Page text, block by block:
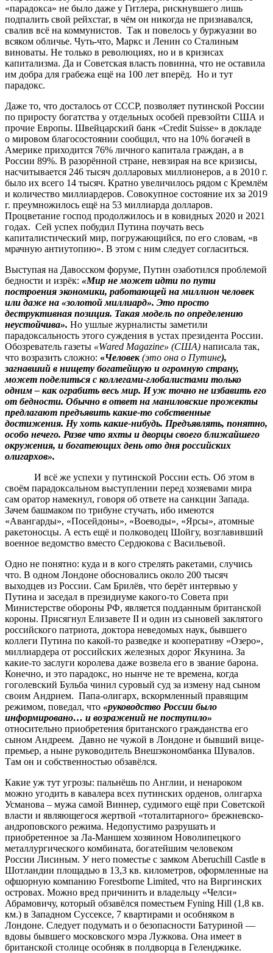
«парадокса» не было даже у Гитлера, рискнувшего лишь
подпалить свой рейхстаг, в чём он никогда не признавался,
свалив всё на коммунистов. Так и повелось у буржуазии во
всяком обличье. Чуть-что, Маркс и Ленин со Сталиным
виноваты. Не только в революциях, но и в кризисах
капитализма. Да и Советская власть повинна, что не оставила
им добра для грабежа ещё на 100 лет вперёд. Но и тут
парадокс.
Даже то, что досталось от СССР, позволяет путинской России
по приросту богатства у отдельных особей превзойти США и
прочие Европы. Швейцарский банк «Credit Suisse» в докладе
о мировом благосостоянии сообщил, что на 10% богачей в
Америке приходится 76% личного капитала граждан, а в
России 89%. В разорённой стране, невзирая на все кризисы,
насчитывается 246 тысяч долларовых миллионеров, а в 2010 г.
было их всего 14 тысяч. Кратно увеличилось рядом с Кремлём
и количество миллиардеров. Совокупное состояние их за 2019
г. преумножилось ещё на 53 миллиарда долларов.
Процветание господ продолжилось и в ковидных 2020 и 2021
годах. Сей успех побудил Путина поучать весь
капиталистический мир, погружающийся, по его словам, «в
мрачную антиутопию». В этом с ним следует согласиться.
Выступая на Давосском форуме, Путин озаботился проблемой
бедности и изрёк: «Мир не может идти по пути
построения экономики, работающей на миллион человек
или даже на «золотой миллиард». Это просто
деструктивная позиция. Такая модель по определению
неустойчива». Но ушлые журналисты заметили
парадоксальность этого суждения в устах президента России.
Обозреватель газеты «Wаred Magazine» (США) написала так,
что возразить сложно: «Человек(это она о Путине),
загнавший в нищету богатейшую и огромную страну,
может поделиться с коллегами-глобалистами только
одним – как ограбить весь мир. И уж точно не избавить его
от бедности. Обычно в ответ на маниловские прожекты
предлагают предъявить какие-то собственные
достижения. Ну хоть какие-нибудь. Предъявлять, понятно,
особо нечего. Разве что яхты и дворцы своего ближайшего
окружения, и богатеющих день ото дня российских
олигархов».
И всё же успехи у путинской России есть. Об этом в
своём парадоксальном выступлении перед хозяевами мира
сам оратор намекнул, говоря об ответе на санкции Запада.
Зачем башмаком по трибуне стучать, ибо имеются
«Авангарды», «Посейдоны», «Воеводы», «Ярсы», атомные
ракетоносцы. А есть ещё и полководец Шойгу, возглавивший
военное ведомство вместо Сердюкова с Васильевой.
Одно не понятно: куда и в кого стрелять ракетами, случись
что. В одном Лондоне обосновались около 200 тысяч
выходцев из России. Сам Брилёв, что берёт интервью у
Путина и заседал в президиуме какого-то Совета при
Министерстве обороны РФ, является подданным британской
короны. Присягнул Елизавете II и один из сыновей заклятого
российского патриота, доктора неведомых наук, бывшего
коллеги Путина по какой-то разведке и кооперативу «Озеро»,
миллиардера от российских железных дорог Якунина. За
какие-то заслуги королева даже возвела его в звание барона.
Конечно, и это парадокс, но нынче не те времена, когда
гоголевский Бульба чинил суровый суд за измену над сыном
своим Андрием. Папа-олигарх, вскормленный правящим
режимом, поведал, что «руководство России было
информировано… и возражений не поступило»
относительно приобретения британского гражданства его
сыном Андреем. Давно не чужой в Лондоне и бывший вице-
премьер, а ныне руководитель Внешэкономбанка Шувалов.
Там он и собственностью обзавёлся.
Какие уж тут угрозы: пальнёшь по Англии, и ненароком
можно угодить в кавалера всех путинских орденов, олигарха
Усманова – мужа самой Виннер, судимого ещё при Советской
власти и являющегося жертвой «тоталитарного» брежневско-
андроповского режима. Недопустимо разрушать и
приобретенное за Ла-Маншем хозяином Новолипецкого
металлургического комбината, богатейшим человеком
России Лисиным. У него поместье с замком Aberuchill Castle в
Шотландии площадью в 13,3 кв. километров, оформленные на
офшорную компанию Forestborne Limited, что на Виргинских
островах. Можно вред причинить и владельцу «Челси»
Абрамовичу, который обзавёлся поместьем Fyning Hill (1,8 кв.
км.) в Западном Суссексе, 7 квартирами и особняком в
Лондоне. Следует подумать и о безопасности Батуриной —
вдовы бывшего московского мэра Лужкова. Она имеет в
британской столице особняк в полдворца в Геленджике.